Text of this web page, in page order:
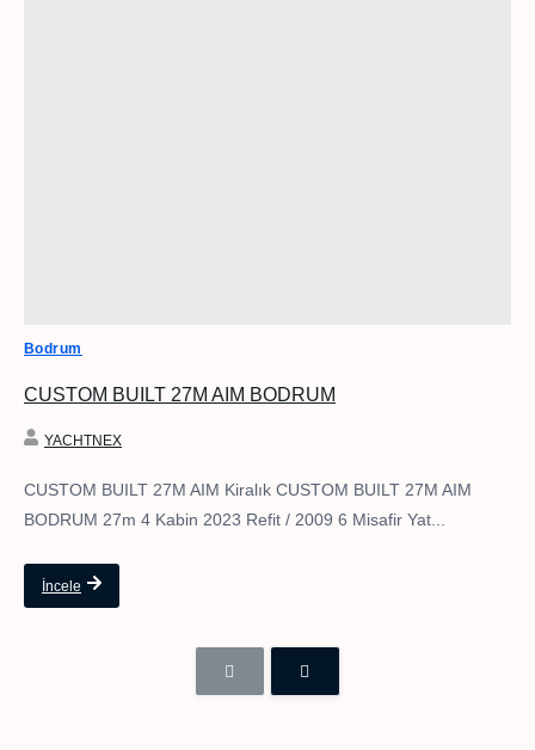
Bodrum
CUSTOM BUILT 27M AIM BODRUM
YACHTNEX
CUSTOM BUILT 27M AIM Kiralık CUSTOM BUILT 27M AIM
BODRUM 27m 4 Kabin 2023 Refit / 2009 6 Misafir Yat...
İncele